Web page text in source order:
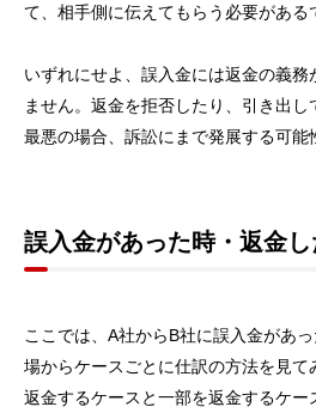
て、相手側に伝えてもらう必要がある
いずれにせよ、誤入金には返金の義
ません。返金を拒否したり、引き出し
最悪の場合、訴訟にまで発展する可能
誤入金があった時・返金
ここでは、A社からB社に誤入金があ
場からケースごとに仕訳の方法を見
返金するケースと一部を返金するケ